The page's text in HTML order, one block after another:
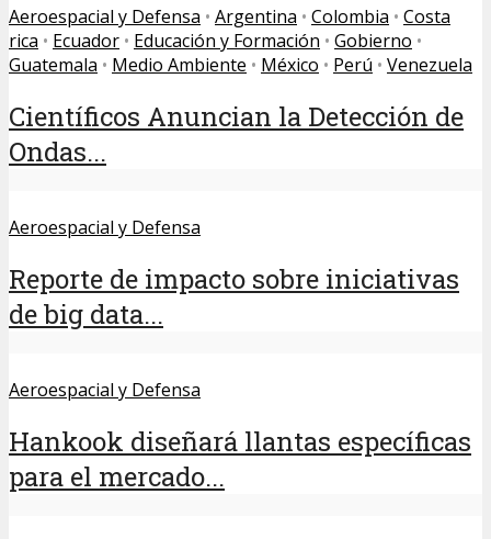
Aeroespacial y Defensa • Argentina • Colombia • Costa
rica • Ecuador • Educación y Formación • Gobierno •
Guatemala • Medio Ambiente • México • Perú • Venezuela
Científicos Anuncian la Detección de
Ondas...
Aeroespacial y Defensa
Reporte de impacto sobre iniciativas
de big data...
Aeroespacial y Defensa
Hankook diseñará llantas específicas
para el mercado...